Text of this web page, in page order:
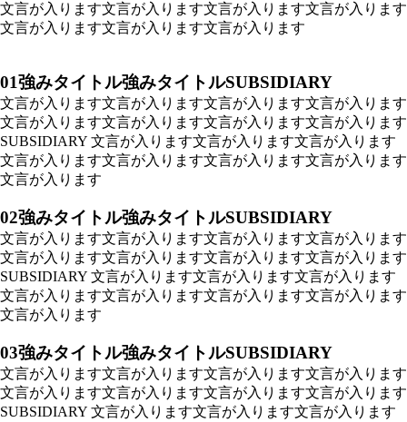
文言が入ります文言が入ります文言が入ります文言が入ります
文言が入ります文言が入ります文言が入ります
01強みタイトル強みタイトルSUBSIDIARY
文言が入ります文言が入ります文言が入ります文言が入ります
文言が入ります文言が入ります文言が入ります文言が入ります
SUBSIDIARY 文言が入ります文言が入ります文言が入ります
文言が入ります文言が入ります文言が入ります文言が入ります
文言が入ります
02強みタイトル強みタイトルSUBSIDIARY
文言が入ります文言が入ります文言が入ります文言が入ります
文言が入ります文言が入ります文言が入ります文言が入ります
SUBSIDIARY 文言が入ります文言が入ります文言が入ります
文言が入ります文言が入ります文言が入ります文言が入ります
文言が入ります
03強みタイトル強みタイトルSUBSIDIARY
文言が入ります文言が入ります文言が入ります文言が入ります
文言が入ります文言が入ります文言が入ります文言が入ります
SUBSIDIARY 文言が入ります文言が入ります文言が入ります